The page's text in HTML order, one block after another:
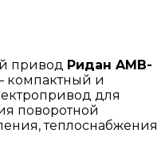
привод Ридан AMB-
компактный и
для
поворотной
теплоснабжения